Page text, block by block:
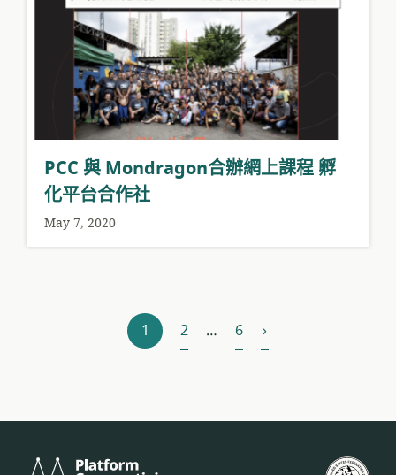
PCC 與 Mondragon合辦網上課程 孵
化平台合作社
May 7, 2020
pagination
1 2 … 6 %s
›